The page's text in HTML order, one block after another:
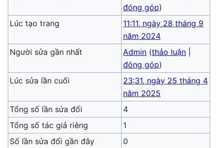
đóng góp)
Lúc tạo trang
11:11, ngày 28 tháng 9
năm 2024
Người sửa gần nhất
Admin (thảo luận
đóng góp)
Lúc sửa lần cuối
23:31, ngày 25 tháng 4
năm 2025
Tổng số lần sửa đổi
4
Tổng số tác giả riêng
1
Số lần sửa đổi gần đây
0